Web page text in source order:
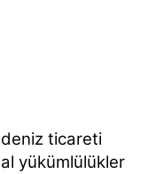
ticareti
yükümlülükler